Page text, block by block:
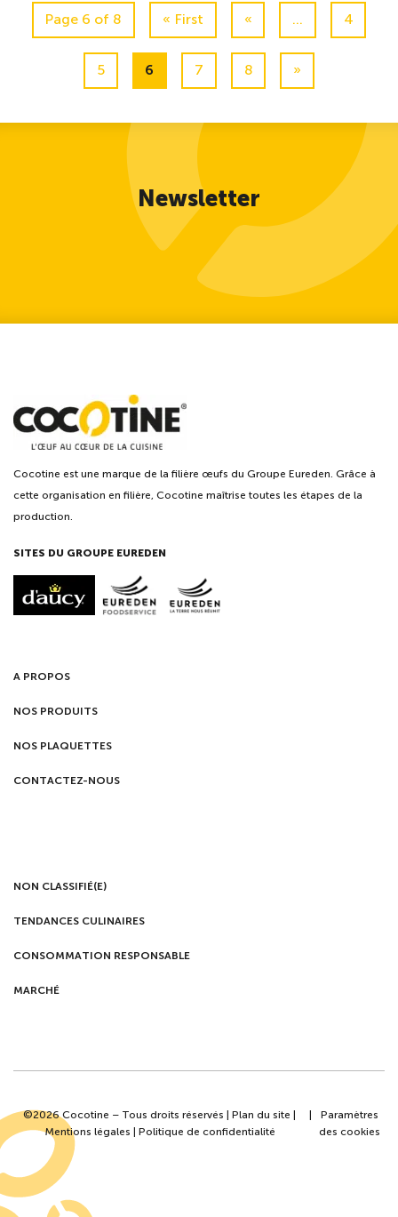
Page 6 of 8 « First « ... 4
5 6 7 8 »
Newsletter
Cocotine est une marque de la filière œufs du Groupe Eureden. Grâce à
cette organisation en filière, Cocotine maîtrise toutes les étapes de la
production.
SITES DU GROUPE EUREDEN
A PROPOS
NOS PRODUITS
NOS PLAQUETTES
CONTACTEZ-NOUS
NON CLASSIFIÉ(E)
TENDANCES CULINAIRES
CONSOMMATION RESPONSABLE
MARCHÉ
©2026 Cocotine – Tous droits réservés |Plan du site |
Mentions légales | Politique de confidentialité
|
Paramètres
des cookies